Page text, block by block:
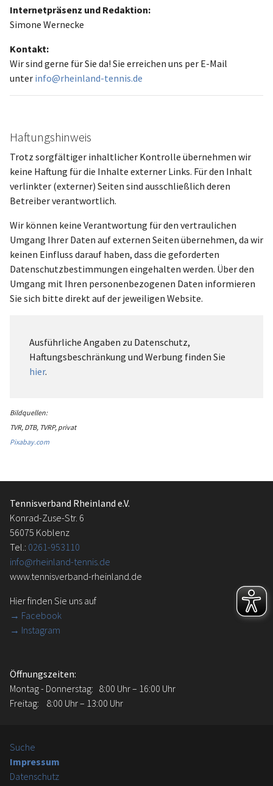
Internetpräsenz und Redaktion:
Simone Wernecke
Kontakt:
Wir sind gerne für Sie da! Sie erreichen uns per E-Mail
unter info@rheinland-tennis.de
Haftungshinweis
Trotz sorgfältiger inhaltlicher Kontrolle übernehmen wir
keine Haftung für die Inhalte externer Links. Für den Inhalt
verlinkter (externer) Seiten sind ausschließlich deren
Betreiber verantwortlich.
Wir können keine Verantwortung für den vertraulichen
Umgang Ihrer Daten auf externen Seiten übernehmen, da wir
keinen Einfluss darauf haben, dass die geforderten
Datenschutzbestimmungen eingehalten werden. Über den
Umgang mit Ihren personenbezogenen Daten informieren
Sie sich bitte direkt auf der jeweiligen Website.
Ausführliche Angaben zu Datenschutz,
Haftungsbeschränkung und Werbung finden Sie
hier.
Bildquellen:
TVR, DTB, TVRP, privat
Pixabay.com
Tennisverband Rheinland e.V.
Konrad-Zuse-Str. 6
56075 Koblenz
Tel.: 0261-953110
info@rheinland-tennis.de
www.tennisverband-rheinland.de
Hier finden Sie uns auf
→ Facebook
→ Instagram
Öffnungszeiten:
Montag - Donnerstag: 8:00 Uhr – 16:00 Uhr
Freitag: 8:00 Uhr – 13:00 Uhr
Suche
Impressum
Datenschutz